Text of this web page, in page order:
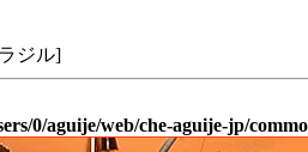
ジル]
0/aguije/web/che-aguije-jp/